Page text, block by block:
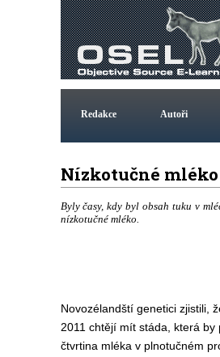
Redakce Autoři
Nízkotučné
Byly časy, kdy byl obsah tuku v
nízkotučné mléko.
Novozélandští genetici zjistili,
2011 chtějí mít stáda, která by
čtvrtina mléka v plnotučném